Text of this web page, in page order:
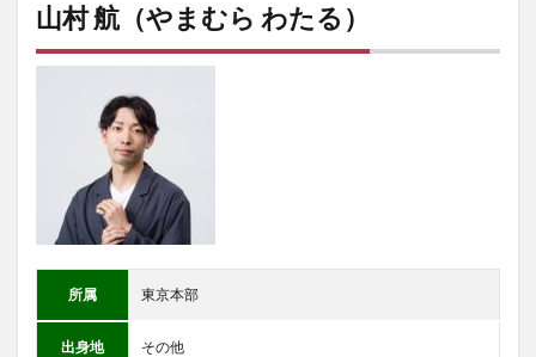
山村 航（やまむら わたる）
所属 東京本部
出身地 その他